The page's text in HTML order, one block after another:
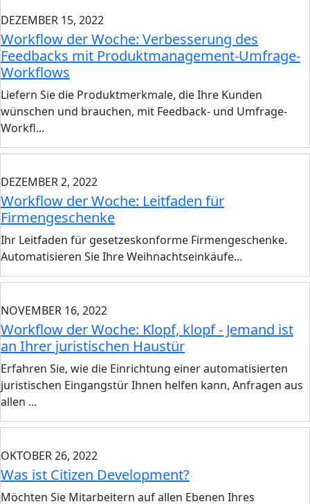
DEZEMBER 15, 2022
Workflow der Woche: Verbesserung des
Feedbacks mit Produktmanagement-Umfrage-
Workflows
Liefern Sie die Produktmerkmale, die Ihre Kunden
wünschen und brauchen, mit Feedback- und Umfrage-
Workfl...
DEZEMBER 2, 2022
Workflow der Woche: Leitfaden für
Firmengeschenke
Ihr Leitfaden für gesetzeskonforme Firmengeschenke.
Automatisieren Sie Ihre Weihnachtseinkäufe...
NOVEMBER 16, 2022
Workflow der Woche: Klopf, klopf - Jemand ist
an Ihrer juristischen Haustür
Erfahren Sie, wie die Einrichtung einer automatisierten
juristischen Eingangstür Ihnen helfen kann, Anfragen aus
allen ...
OKTOBER 26, 2022
Was ist Citizen Development?
Möchten Sie Mitarbeitern auf allen Ebenen Ihres